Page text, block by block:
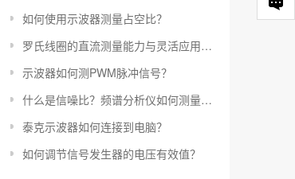
如何使用示波器测量占空比？
罗氏线圈的直流测量能力与灵活应用指南
示波器如何测PWM脉冲信号？
什么是信噪比？频谱分析仪如何测量信噪比？
泰克示波器如何连接到电脑？
如何调节信号发生器的电压有效值？